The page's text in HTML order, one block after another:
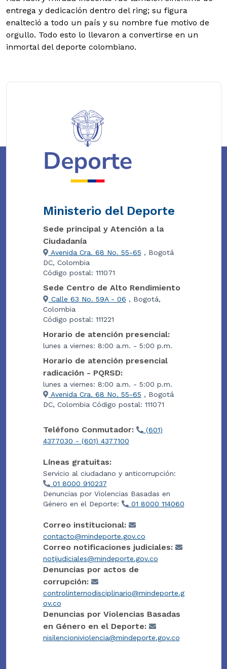
entrega y dedicación dentro del ring; su figura
enalteció a todo un país y su nombre fue motivo de
orgullo. Todo esto lo llevaron a convertirse en un
inmortal del deporte colombiano.
Ministerio del Deporte
Sede principal y Atención a la
Ciudadanía
Avenida Cra. 68 No. 55-65 , Bogotá
DC, Colombia
Código postal: 111071
Sede Centro de Alto Rendimiento
Calle 63 No. 59A - 06 , Bogotá,
Colombia
Código postal: 111221
Horario de atención presencial:
lunes a viernes: 8:00 a.m. - 5:00 p.m.
Horario de atención presencial
radicación - PQRSD:
lunes a viernes: 8:00 a.m. - 5:00 p.m.
Avenida Cra. 68 No. 55-65 , Bogotá
DC, Colombia Código postal: 111071
Teléfono Conmutador:
(601)
4377030 - (601) 4377100
Líneas gratuitas:
Servicio al ciudadano y anticorrupción:
01 8000 910237
Denuncias por Violencias Basadas en
Género en el Deporte:
01 8000 114060
Correo institucional:
contacto@mindeporte.gov.co
Correo notificaciones judiciales:
notijudiciales@mindeporte.gov.co
Denuncias por actos de
corrupción:
controlinternodisciplinario@mindeporte.g
ov.co
Denuncias por Violencias Basadas
en Género en el Deporte:
nisilencioniviolencia@mindeporte.gov.co